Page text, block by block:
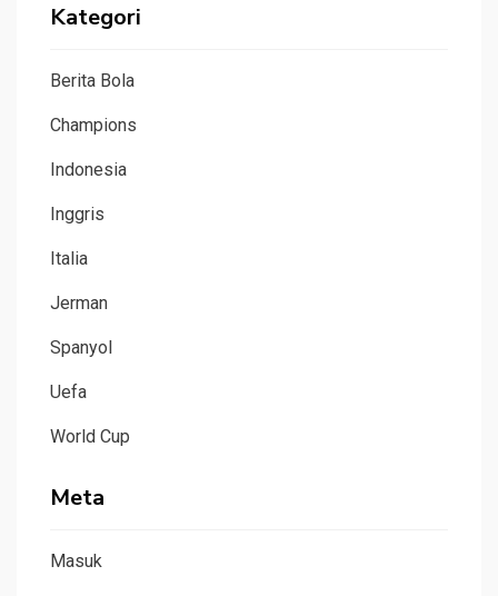
Kategori
Berita Bola
Champions
Indonesia
Inggris
Italia
Jerman
Spanyol
Uefa
World Cup
Meta
Masuk